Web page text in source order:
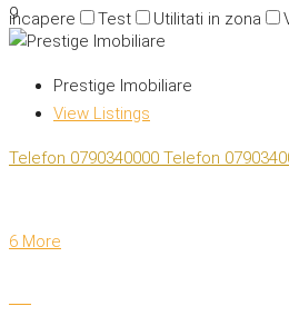
incapere
Test Utilitati in zona
9
Prestige Imobiliare
View Listings
Telefon 0790340000 Telefon
6 More